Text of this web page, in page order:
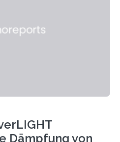
von Rezyklaten
Dämpfung von